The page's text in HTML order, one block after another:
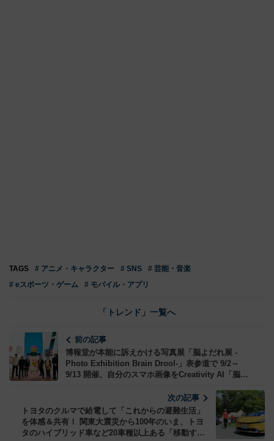
TAGS # アニメ・キャラクター # SNS
# 芸能・音楽
# eスポーツ・ゲーム
# モバイル・アプリ
「トレンド」一覧へ
前の記事
博報堂が本能に訴えかける写真展「脳よだれ展 -
Photo Exhibition Brain Drool-」表参道で 9/2～
9/13 開催、自分のスマホ画像をCreativity AI「脳よ
次の記事
トヨタのクルマで給電して「これからの避難生活」
を体感＆共有！ 関東大震災から100年のいま、トヨ
タのハイブリッド車など20車種以上ある「移動する